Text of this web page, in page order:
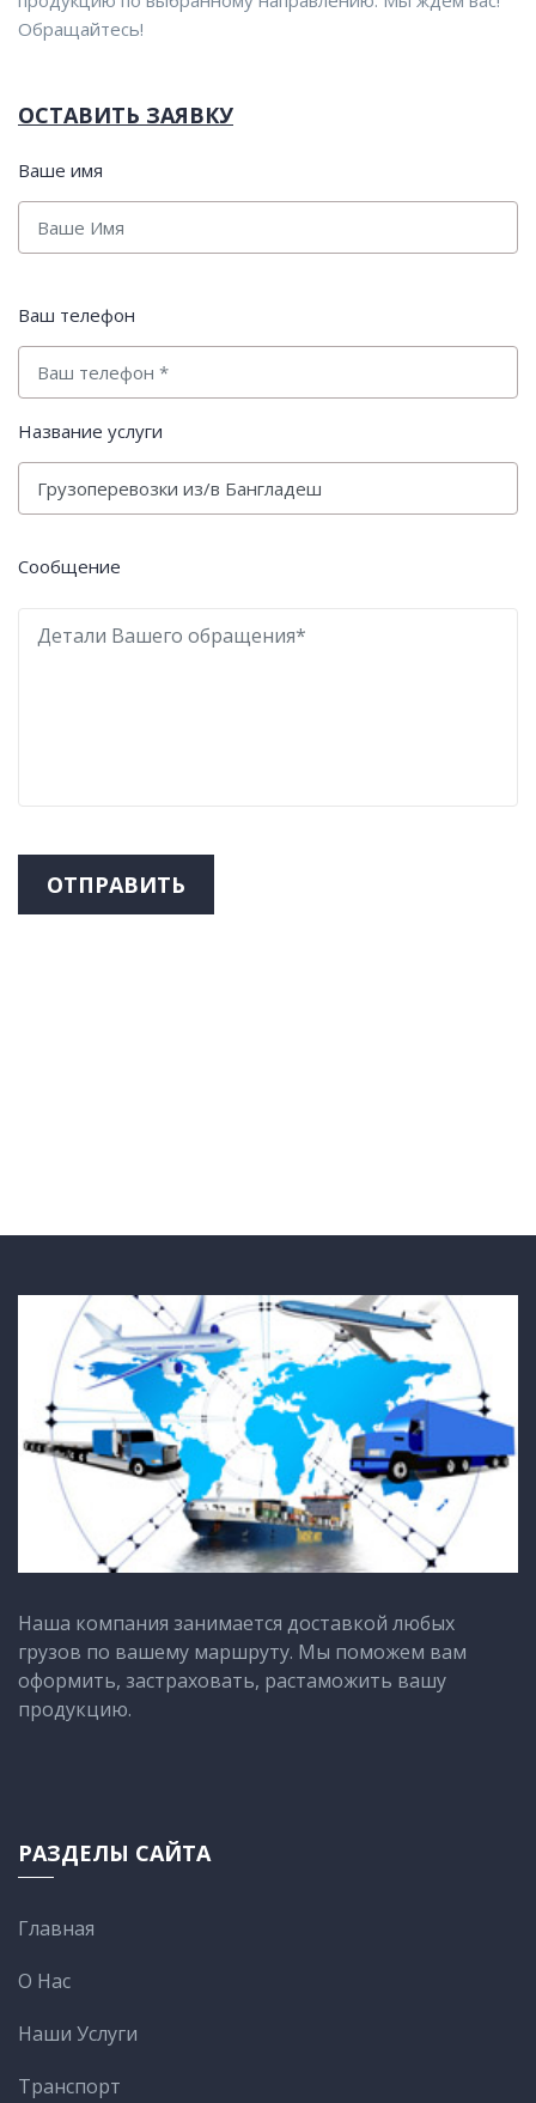
Обращайтесь!
ОСТАВИТЬ ЗАЯВКУ
Ваше имя
Ваш телефон
Название услуги
Сообщение
ОТПРАВИТЬ
Наша компания занимается доставкой любых
грузов по вашему маршруту. Мы поможем вам
оформить, застраховать, растаможить вашу
продукцию.
РАЗДЕЛЫ САЙТА
Главная
О Нас
Наши Услуги
Транспорт